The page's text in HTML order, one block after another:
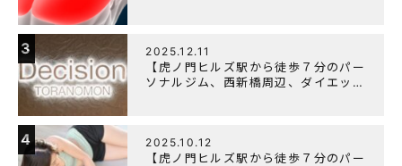
3 2025.12.11
【虎ノ門ヒルズ駅から徒歩７分のパー
ソナルジム、西新橋周辺、ダイエット
4 2025.10.12
【虎ノ門ヒルズ駅から徒歩７分のパー